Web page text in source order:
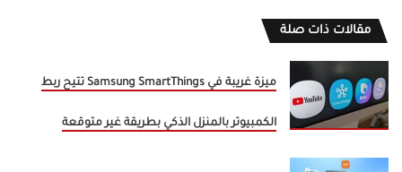
مقالات ذات صلة
ميزة غريبة في Samsung SmartThings تتيح ربط
الكمبيوتر بالمنزل الذكي بطريقة غير متوقعة